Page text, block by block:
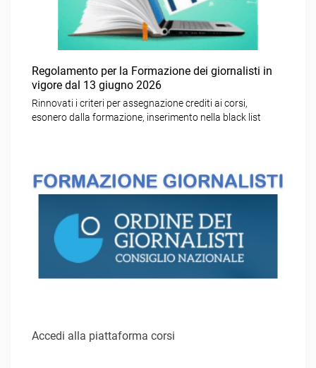
Regolamento per la Formazione dei giornalisti in
vigore dal 13 giugno 2026
Rinnovati i criteri per assegnazione crediti ai corsi,
esonero dalla formazione, inserimento nella black list
Accedi alla piattaforma corsi